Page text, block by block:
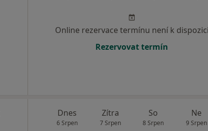
Online rezervace termínu není k dispozici
Rezervovat termín
Dnes
6 Srpen
Zítra
7 Srpen
So
8 Srpen
Ne
9 Srpen